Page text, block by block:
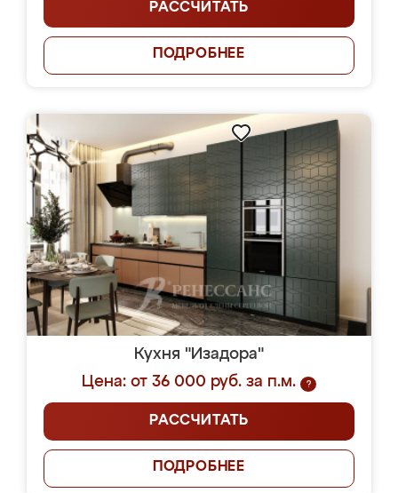
РАССЧИТАТЬ
ПОДРОБНЕЕ
Кухня "Изадора"
Цена: от 36 000 руб. за п.м.
?
РАССЧИТАТЬ
ПОДРОБНЕЕ